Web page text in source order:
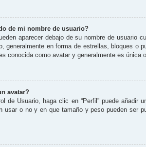
de mi nombre de usuario?
aparecer debajo de su nombre de usuario
generalmente en forma de estrellas, bloques o
conocida como avatar y generalmente es única
avatar?
de Usuario, haga clic en “Perfil” puede
usar o no y en que tamaño y peso pueden ser